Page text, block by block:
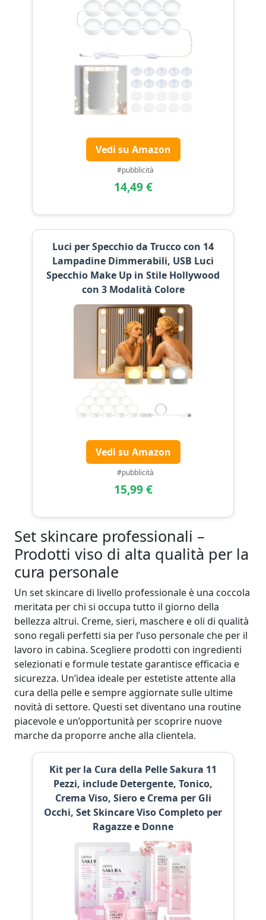
Vedi su Amazon
#pubblicità
14,49 €
Luci per Specchio da Trucco con 14
Lampadine Dimmerabili, USB Luci
Specchio Make Up in Stile Hollywood
con 3 Modalità Colore
Vedi su Amazon
#pubblicità
15,99 €
Set skincare professionali –
Prodotti viso di alta qualità per la
cura personale
Un set skincare di livello professionale è una coccola
meritata per chi si occupa tutto il giorno della
bellezza altrui. Creme, sieri, maschere e oli di qualità
sono regali perfetti sia per l’uso personale che per il
lavoro in cabina. Scegliere prodotti con ingredienti
selezionati e formule testate garantisce efficacia e
sicurezza. Un’idea ideale per estetiste attente alla
cura della pelle e sempre aggiornate sulle ultime
novità di settore. Questi set diventano una routine
piacevole e un’opportunità per scoprire nuove
marche da proporre anche alla clientela.
Kit per la Cura della Pelle Sakura 11
Pezzi, include Detergente, Tonico,
Crema Viso, Siero e Crema per Gli
Occhi, Set Skincare Viso Completo per
Ragazze e Donne